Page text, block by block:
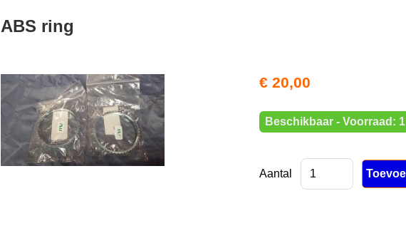
ABS ring
€ 20,00
Beschikbaar - Voorraad: 1
Aantal